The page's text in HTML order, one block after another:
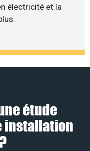
électricité et la
étude
installation